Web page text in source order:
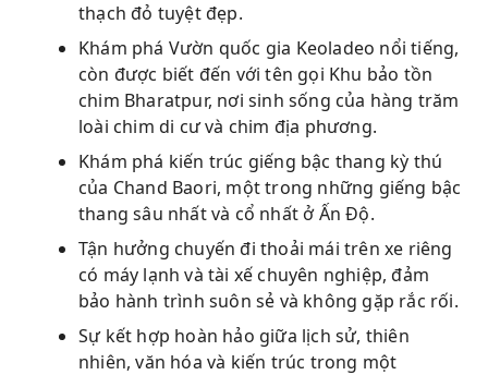
thạch đỏ tuyệt đẹp.
Khám phá Vườn quốc gia Keoladeo nổi tiếng,
còn được biết đến với tên gọi Khu bảo tồn
chim Bharatpur, nơi sinh sống của hàng trăm
loài chim di cư và chim địa phương.
Khám phá kiến ​​trúc giếng bậc thang kỳ thú
của Chand Baori, một trong những giếng bậc
thang sâu nhất và cổ nhất ở Ấn Độ.
Tận hưởng chuyến đi thoải mái trên xe riêng
có máy lạnh và tài xế chuyên nghiệp, đảm
bảo hành trình suôn sẻ và không gặp rắc rối.
Sự kết hợp hoàn hảo giữa lịch sử, thiên
nhiên, văn hóa và kiến ​​trúc trong một